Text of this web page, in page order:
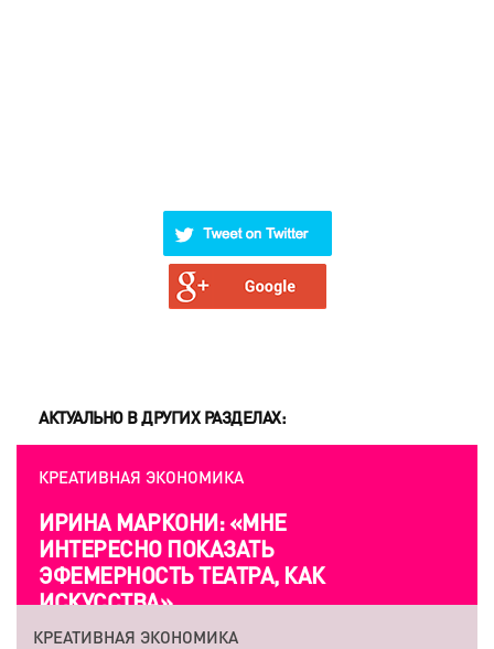
АКТУАЛЬНО В ДРУГИХ РАЗДЕЛАХ:
КРЕАТИВНАЯ ЭКОНОМИКА
ИРИНА МАРКОНИ: «МНЕ
ИНТЕРЕСНО ПОКАЗАТЬ
ЭФЕМЕРНОСТЬ ТЕАТРА, КАК
ИСКУССТВА»
КРЕАТИВНАЯ ЭКОНОМИКА